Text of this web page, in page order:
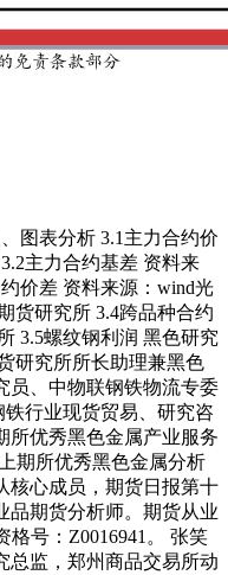
图表分析 3.1主力合约价
主力合约基差 资料来
价差 资料来源：wind光
货研究所 3.4跨品种合约
3.5螺纹钢利润 黑色研究
研究所所长助理兼黑色
员、中物联钢铁物流专委
行业现货贸易、研究咨
所优秀黑色金属产业服务
期所优秀黑色金属分析
核心成员，期货日报第十
品期货分析师。期货从业
格号：Z0016941。 张笑
总监，郑州商品交易所动